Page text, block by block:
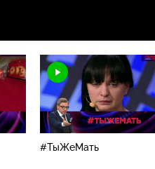
#ТыЖеМать